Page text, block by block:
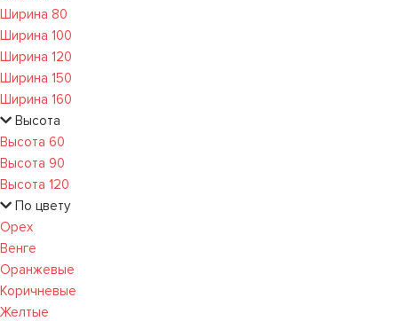
Ширина 80
Ширина 100
Ширина 120
Ширина 150
Ширина 160
Высота
Высота 60
Высота 90
Высота 120
По цвету
Орех
Венге
Оранжевые
Коричневые
Желтые